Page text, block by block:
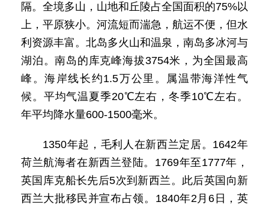
隔。全境多山，山地和丘陵占全国面积的75%以
上，平原狭小。河流短而湍急，航运不便，但水
利资源丰富。北岛多火山和温泉，南岛多冰河与
湖泊。南岛的库克峰海拔3754米，为全国最高
峰。海岸线长约1.5万公里。属温带海洋性气
候。平均气温夏季20℃左右，冬季10℃左右。
年平均降水量600-1500毫米。
1350年起，毛利人在新西兰定居。1642年
荷兰航海者在新西兰登陆。1769年至1777年，
英国库克船长先后5次到新西兰。此后英国向新
西兰大批移民并宣布占领。1840年2月6日，英